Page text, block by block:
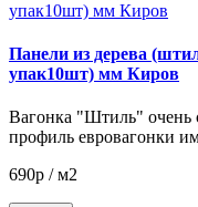
Панели из дерева
упак10шт) мм Киров
Вагонка "Штиль" очень
профиль евровагонки
690р / м2